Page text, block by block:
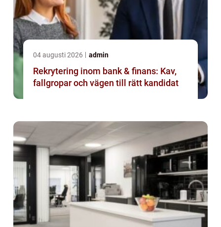
04 augusti 2026 admin
Rekrytering inom bank & finans: Kav,
fallgropar och vägen till rätt kandidat